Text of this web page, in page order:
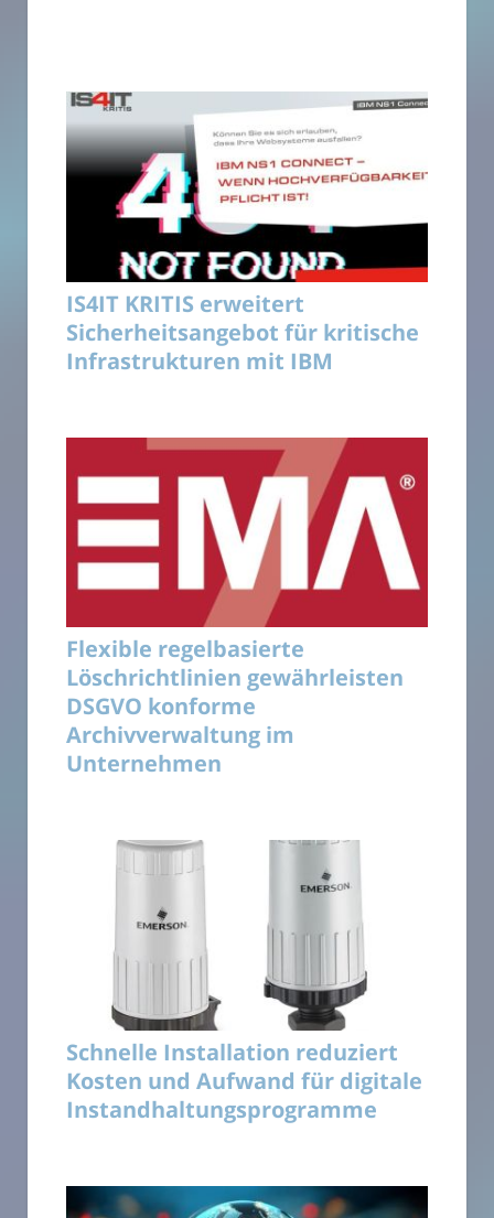
IS4IT KRITIS erweitert
Sicherheitsangebot für kritische
Infrastrukturen mit IBM
Flexible regelbasierte
Löschrichtlinien gewährleisten
DSGVO konforme
Archivverwaltung im
Unternehmen
Schnelle Installation reduziert
Kosten und Aufwand für digitale
Instandhaltungsprogramme